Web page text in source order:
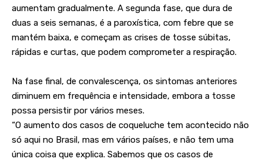
aumentam gradualmente. A segunda fase, que dura de
duas a seis semanas, é a paroxística, com febre que se
mantém baixa, e começam as crises de tosse súbitas,
rápidas e curtas, que podem comprometer a respiração.
Na fase final, de convalescença, os sintomas anteriores
diminuem em frequência e intensidade, embora a tosse
possa persistir por vários meses.
“O aumento dos casos de coqueluche tem acontecido não
só aqui no Brasil, mas em vários países, e não tem uma
única coisa que explica. Sabemos que os casos de